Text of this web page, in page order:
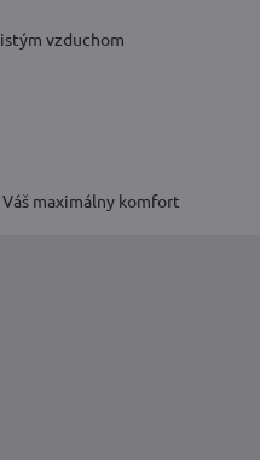
vzduchom
maximálny komfort